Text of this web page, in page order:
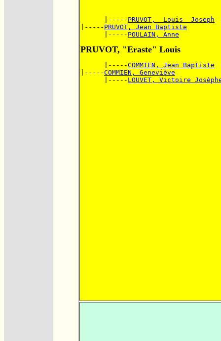
      |-----
PRUVOT,  Louis  Joseph
|----- PRUVOT, Jean Baptiste
      |-----
POULAIN, Anne
PRUVOT, "Eraste" Louis
      |-----
COMMIEN, Jean Baptiste
|-----COMMIEN, Geneviève
      |-----
LOUVET, Victoire